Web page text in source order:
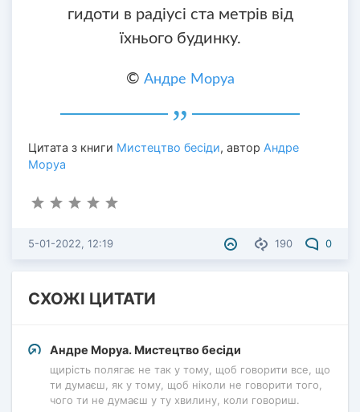
гидоти в радіусі ста метрів від
їхнього будинку.
© Андре Моруа
Цитата з книги Мистецтво бесіди, автор Андре
Моруа
190 0
5-01-2022, 12:19
СХОЖІ ЦИТАТИ
Андре Моруа. Мистецтво бесіди
щирість полягає не так у тому, щоб говорити все, що
ти думаєш, як у тому, щоб ніколи не говорити того,
чого ти не думаєш у ту хвилину, коли говориш.